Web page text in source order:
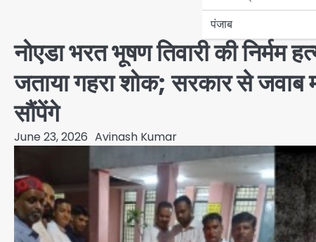
पंजाब
नोएडा भरत भूषण तिवारी की निर्मम
जताया गहरा शोक; सरकार से जवाब
सौंपेंगे
June 23, 2026 Avinash Kumar